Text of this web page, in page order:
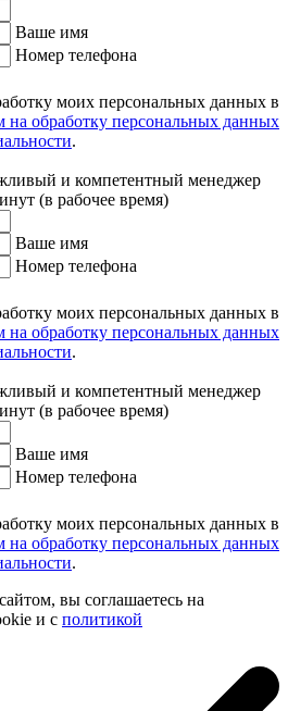
Ваше имя
Номер телефона
моих персональных данных в
на обработку персональных данных
.
и компетентный менеджер
(в рабочее время)
Ваше имя
Номер телефона
моих персональных данных в
на обработку персональных данных
.
и компетентный менеджер
(в рабочее время)
Ваше имя
Номер телефона
моих персональных данных в
на обработку персональных данных
.
вы соглашаетесь на
и с политикой